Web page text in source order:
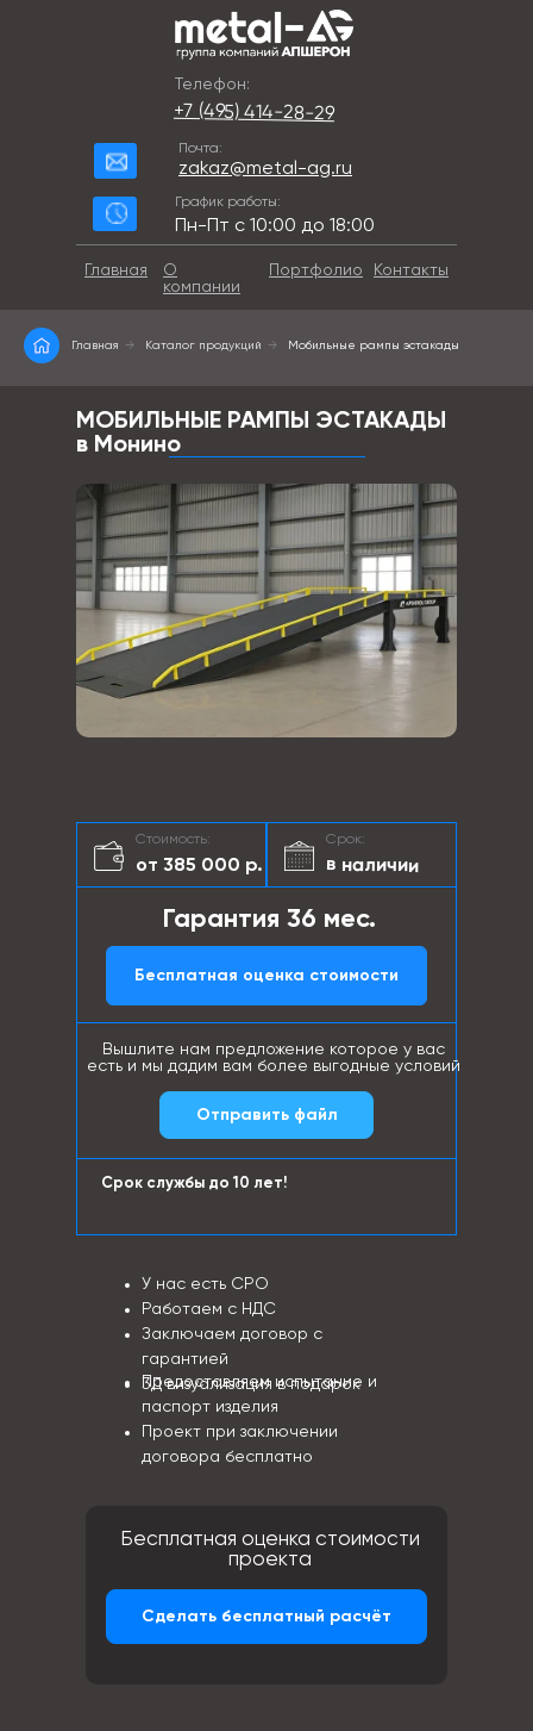
Телефон:
+7 (495) 414-28-29
Почта:
zakaz@metal-ag.ru
График работы:
Пн-Пт с 10:00 до 18:00
Контакты
Портфолио
О
компании
Главная
Главная → Каталог продукций → Мобильные рампы эстакады
МОБИЛЬНЫЕ РАМПЫ ЭСТАКАДЫ
в Монино
Срок:
в наличии
Стоимость:
от 385 000 р.
Гарантия 36 мес.
Бесплатная оценка стоимости
Вышлите нам предложение которое у вас
есть и мы дадим вам более выгодные условий
Срок службы до 10 лет!
Предоставляем испытание и
паспорт изделия
Проект при заключении
договора бесплатно
У нас есть СРО
Работаем с НДС
Заключаем договор с
гарантией
3Д визуализация в подарок
Отправить файл
Бесплатная оценка стоимости
проекта
Сделать бесплатный расчёт